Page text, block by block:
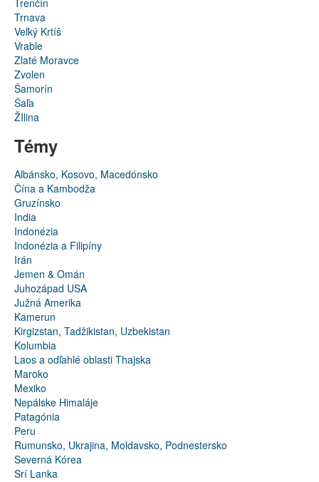
Trenčín
Trnava
Veľký Krtíš
Vrable
Zlaté Moravce
Zvolen
Šamorín
Šaľa
ŽIlina
Témy
Albánsko, Kosovo, Macedónsko
Čína a Kambodža
Gruzínsko
India
Indonézia
Indonézia a Filipíny
Irán
Jemen & Omán
Juhozápad USA
Južná Amerika
Kamerun
Kirgizstan, Tadžikistan, Uzbekistan
Kolumbia
Laos a odľahlé oblasti Thajska
Maroko
Mexiko
Nepálske Himaláje
Patagónia
Peru
Rumunsko, Ukrajina, Moldavsko, Podnestersko
Severná Kórea
Srí Lanka